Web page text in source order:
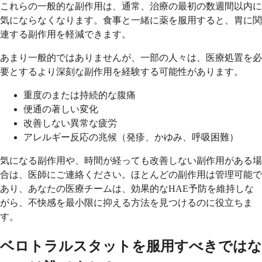
これらの一般的な副作用は、通常、治療の最初の数週間以内に
気にならなくなります。食事と一緒に薬を服用すると、胃に関
連する副作用を軽減できます。
あまり一般的ではありませんが、一部の人々は、医療処置を必
要とするより深刻な副作用を経験する可能性があります。
重度のまたは持続的な腹痛
便通の著しい変化
改善しない異常な疲労
アレルギー反応の兆候（発疹、かゆみ、呼吸困難）
気になる副作用や、時間が経っても改善しない副作用がある場
合は、医師にご連絡ください。ほとんどの副作用は管理可能で
あり、あなたの医療チームは、効果的なHAE予防を維持しな
がら、不快感を最小限に抑える方法を見つけるのに役立ちま
す。
ベロトラルスタットを服用すべきではな